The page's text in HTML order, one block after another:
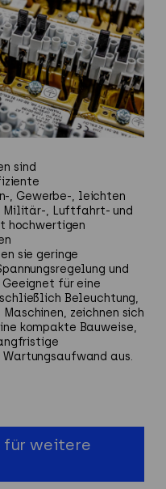
sind
, Gewerbe-, leichten
Militär-, Luftfahrt- und
hochwertigen
sie geringe
und
für eine
Beleuchtung,
zeichnen sich
kompakte Bauweise,
aus.
für weitere